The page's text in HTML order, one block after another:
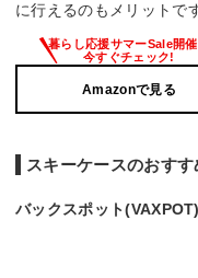
に行えるのもメリットで
Amazonで見る
スキーケースのおす
バックスポット